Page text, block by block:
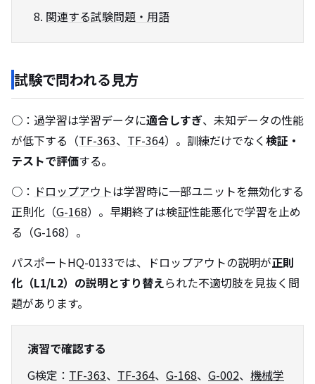
関連する試験問題・用語
試験で問われる見方
○：過学習は学習データに適合しすぎ、未知データの性能
が低下する（TF-363、 TF-364）。訓練だけでなく検証・
テストで評価する。
○： ドロップアウトは学習時に一部ユニットを無効化する
正則化（G-168）。早期終了は検証性能悪化で学習を止め
る（G-168）。
パスポートHQ-0133では、ドロップアウトの説明が正則
化（L1/L2）の説明とすり替えられた不適切肢を見抜く問
題があります。
演習で確認する
G検定： TF-363、 TF-364、 G-168、 G-002、 機械学